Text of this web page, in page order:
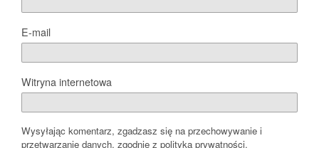
E-mail
Witryna internetowa
Wysyłając komentarz, zgadzasz się na przechowywanie i
przetwarzanie danych, zgodnie z polityką prywatności.